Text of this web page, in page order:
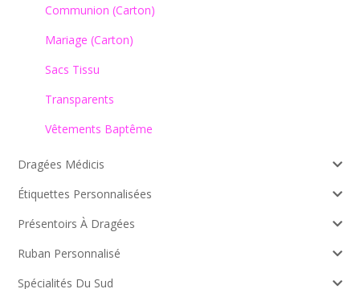
Communion (carton)
Mariage (carton)
Sacs Tissu
Transparents
Vêtements Baptême
Dragées Médicis
Étiquettes Personnalisées
Présentoirs À Dragées
Ruban Personnalisé
Spécialités Du Sud